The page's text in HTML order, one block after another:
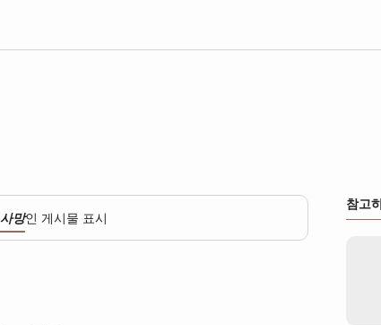
망인 게시물 표시
참고